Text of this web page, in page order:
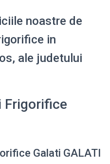
noastre de
in
ale judetului
Frigorifice
Galati GALATI